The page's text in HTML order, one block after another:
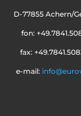
D-77855 Achern/
fon:
fax:
e-mail: